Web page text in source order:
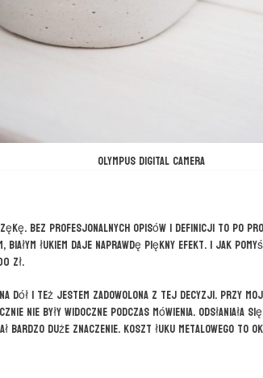
OLYMPUS DIGITAL CAMERA
Bez profesjonalnych opisów i definicji to po
białym łukiem daje naprawdę piękny efekt. I jak
zł.
dół i też jestem zadowolona z tej decyzji. Przy
nie były widoczne podczas mówienia. Odsłaniała
duże znaczenie. Koszt łuku metalowego to